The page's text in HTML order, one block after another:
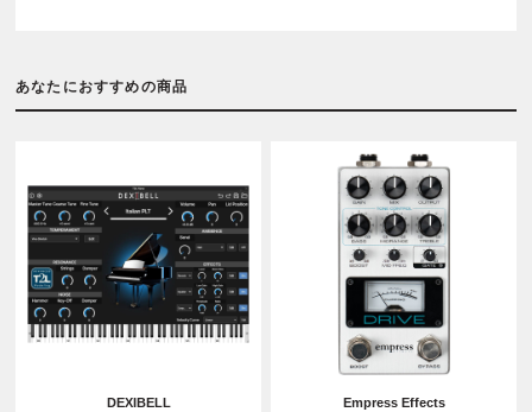
あなたにおすすめの商品
DEXIBELL
Empress Effects